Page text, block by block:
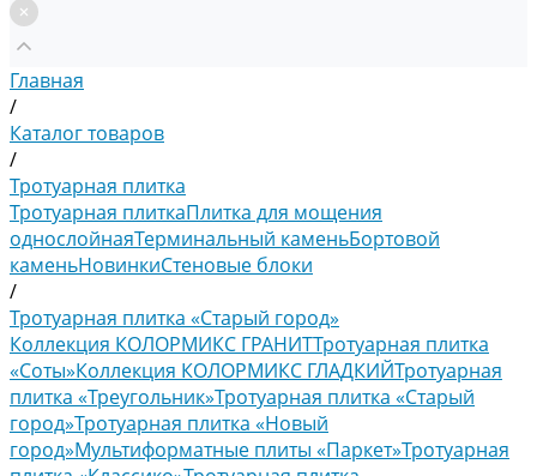
Главная
/
Каталог товаров
/
Тротуарная плитка
Тротуарная плиткаПлитка для мощения
однослойнаяТерминальный каменьБортовой
каменьНовинкиСтеновые блоки
/
Тротуарная плитка «Старый город»
Коллекция КОЛОРМИКС ГРАНИТТротуарная плитка
«Соты»Коллекция КОЛОРМИКС ГЛАДКИЙТротуарная
плитка «Треугольник»Тротуарная плитка «Старый
город»Тротуарная плитка «Новый
город»Мультиформатные плиты «Паркет»Тротуарная